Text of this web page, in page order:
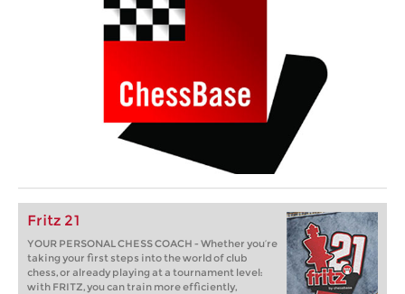
Fritz 21
YOUR PERSONAL CHESS COACH - Whether you’re
taking your first steps into the world of club
chess, or already playing at a tournament level:
with FRITZ, you can train more efficiently,